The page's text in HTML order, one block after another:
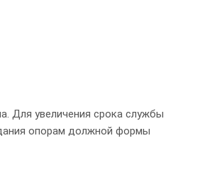
Для увеличения срока службы
опорам должной формы